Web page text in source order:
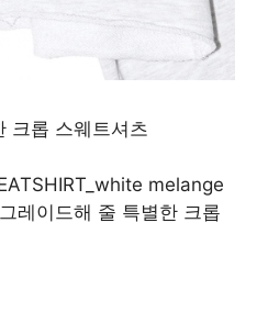
크롭 스웨트셔츠
melange
레이드해 줄 특별한 크롭